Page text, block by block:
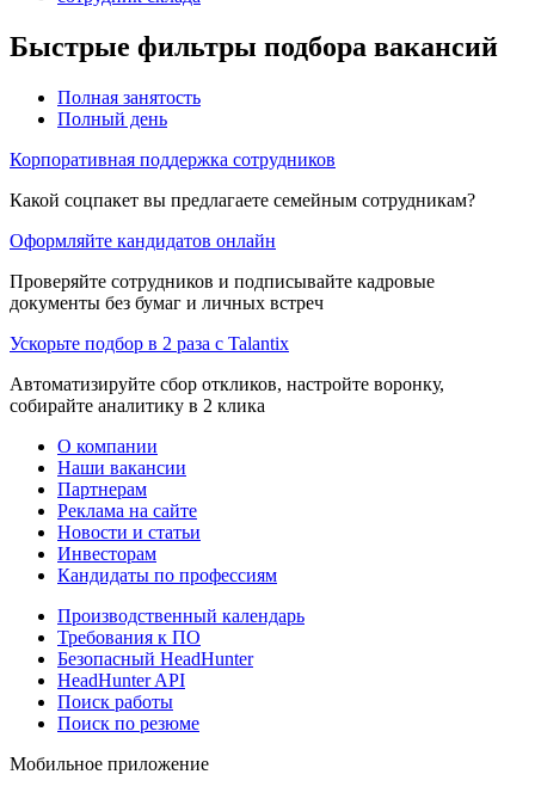
Быстрые фильтры подбора вакансий
Полная занятость
Полный день
Корпоративная поддержка сотрудников
Какой соцпакет вы предлагаете семейным сотрудникам?
Оформляйте кандидатов онлайн
Проверяйте сотрудников и подписывайте кадровые
документы без бумаг и личных встреч
Ускорьте подбор в 2 раза с Talantix
Автоматизируйте сбор откликов, настройте воронку,
собирайте аналитику в 2 клика
О компании
Наши вакансии
Партнерам
Реклама на сайте
Новости и статьи
Инвесторам
Кандидаты по профессиям
Производственный календарь
Требования к ПО
Безопасный HeadHunter
HeadHunter API
Поиск работы
Поиск по резюме
Мобильное приложение